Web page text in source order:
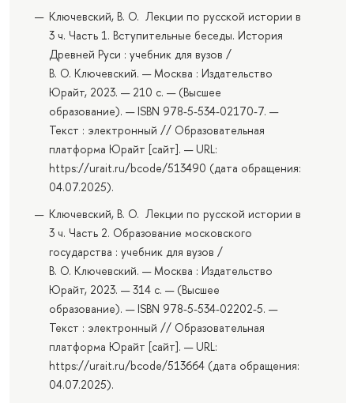
Ключевский, В. О. Лекции по русской истории в
3 ч. Часть 1. Вступительные беседы. История
Древней Руси : учебник для вузов /
В. О. Ключевский. — Москва : Издательство
Юрайт, 2023. — 210 с. — (Высшее
образование). — ISBN 978-5-534-02170-7. —
Текст : электронный // Образовательная
платформа Юрайт [сайт]. — URL:
https://urait.ru/bcode/513490 (дата обращения:
04.07.2025).
Ключевский, В. О. Лекции по русской истории в
3 ч. Часть 2. Образование московского
государства : учебник для вузов /
В. О. Ключевский. — Москва : Издательство
Юрайт, 2023. — 314 с. — (Высшее
образование). — ISBN 978-5-534-02202-5. —
Текст : электронный // Образовательная
платформа Юрайт [сайт]. — URL:
https://urait.ru/bcode/513664 (дата обращения:
04.07.2025).